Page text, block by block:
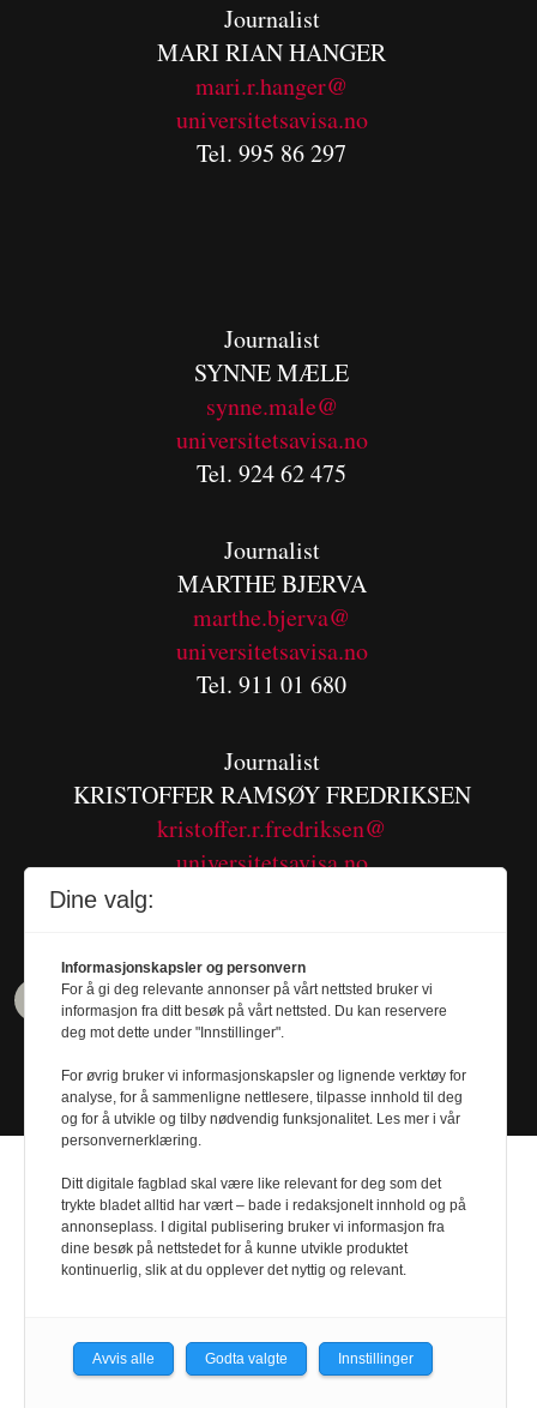
Journalist
MARI RIAN HANGER
mari.r.hanger@
universitetsavisa.no
Tel. 995 86 297
Journalist
SYNNE MÆLE
synne.male@
universitetsavisa.no
Tel. 924 62 475
Journalist
MARTHE BJERVA
marthe.bjerva@
universitetsavisa.no
Tel. 911 01 680
Journalist
KRISTOFFER RAMSØY FREDRIKSEN
kristoffer.r.fredriksen@
universitetsavisa.no
Design byNordström Design- Powered by
Dine valg:
Informasjonskapsler og personvern
For å gi deg relevante annonser på vårt nettsted bruker vi
informasjon fra ditt besøk på vårt nettsted. Du kan reservere
deg mot dette under "Innstillinger".
For øvrig bruker vi informasjonskapsler og lignende verktøy for
analyse, for å sammenligne nettlesere, tilpasse innhold til deg
og for å utvikle og tilby nødvendig funksjonalitet. Les mer i vår
personvernerklæring.
Ditt digitale fagblad skal være like relevant for deg som det
trykte bladet alltid har vært – bade i redaksjonelt innhold og på
annonseplass. I digital publisering bruker vi informasjon fra
dine besøk på nettstedet for å kunne utvikle produktet
kontinuerlig, slik at du opplever det nyttig og relevant.
Avvis alle Godta valgte Innstillinger